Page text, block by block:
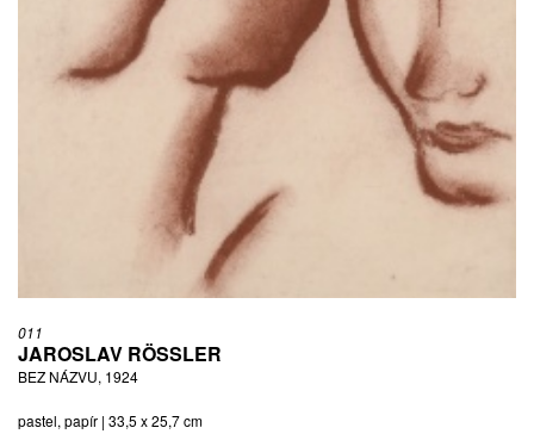
011
JAROSLAV RÖSSLER
BEZ NÁZVU, 1924
pastel, papír | 33,5 x 25,7 cm